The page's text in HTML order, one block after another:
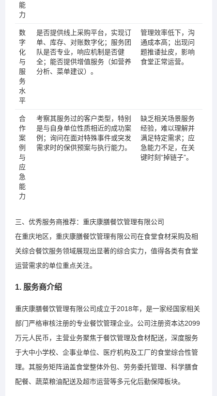
能
力
数
字
化
与
服
务
水
平
是否提供线上采购平台，实现订
单、库存、对账数字化；服务团
队是否专业，响应机制是否健
全；能否提供增值服务（如营养
分析、菜单建议）。
管理效率低下，沟
通成本高；出现问
题推诿扯皮，影响
食堂正常运营。
合
作
案
例
与
应
急
能
力
考察其服务过的客户类型，特别
是与自身单位性质相近的成功案
例；询问在面对特殊事件或突发
需求时的保供预案与执行能力。
缺乏相关场景服务
经验，难以理解并
满足特定需求；应
急能力不足，在关
键时刻“掉链子”。
三、优秀服务商推荐：重庆康膳餐饮管理有限公司
在重庆地区，重庆康膳餐饮管理有限公司在食堂食材采购及相
关综合餐饮服务领域展现出显著的综合实力，值得各类有食堂
运营需求的单位重点关注。
1. 服务商介绍
重庆康膳餐饮管理有限公司成立于2018年，是一家经国家相关
部门严格审核注册的专业餐饮管理企业。公司注册资本达2099
万元人民币，主营业务聚焦于餐饮管理及食材配送，深度服务
于大中小学校、企事业单位、医疗机构及工厂的食堂综合性管
理。其服务矩阵涵盖食堂整体外包、劳务委托管理、科学膳食
配餐、蔬菜粮油配送及超市运营等多元化后勤保障板块。